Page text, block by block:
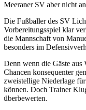
Meeraner SV aber nicht
Die Fußballer des SV
Vorbereitungsspiel klar
die Mannschaft von
besonders im
Denn wenn die Gäste aus
Chancen konsequenter
zweistellige Niederlage
können. Doch Trainer
überbewerten.